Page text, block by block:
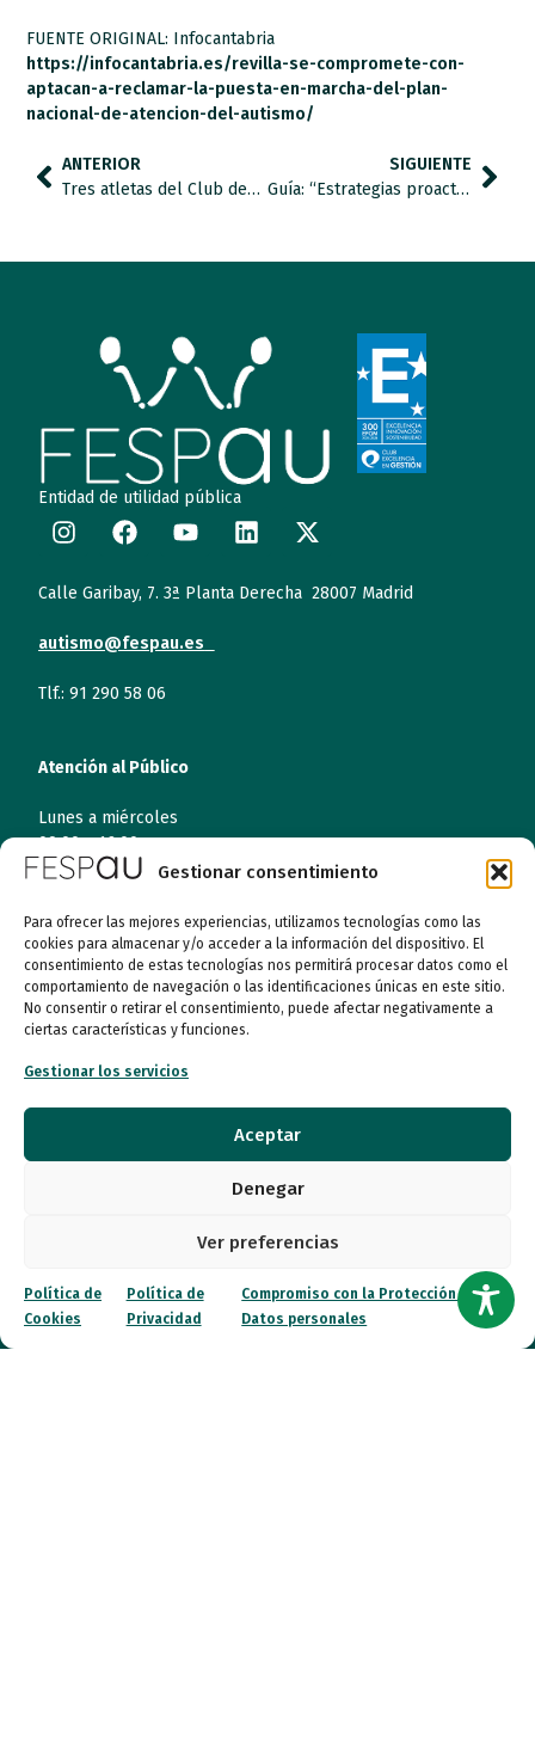
Gestionar consentimiento
Para ofrecer las mejores experiencias, utilizamos tecnologías como las
cookies para almacenar y/o acceder a la información del dispositivo. El
consentimiento de estas tecnologías nos permitirá procesar datos como el
comportamiento de navegación o las identificaciones únicas en este sitio.
No consentir o retirar el consentimiento, puede afectar negativamente a
ciertas características y funciones.
Gestionar los servicios
Aceptar
Denegar
Ver preferencias
Política de
Cookies
Política de
Privacidad
Compromiso con la Protección de
Datos personales
FUENTE ORIGINAL: Infocantabria
https://infocantabria.es/revilla-se-compromete-con-
aptacan-a-reclamar-la-puesta-en-marcha-del-plan-
nacional-de-atencion-del-autismo/
ANTERIOR
Tres atletas del Club deportivo Mundo Azul seleccionados para el Campeonato de España Jóvenes promesas AXA
SIGUIENTE
Guía: “Estrategias proactivas de regulación emocional. Intervención desde la prevención para profesionales y familiares.”
Entidad de utilidad pública
Calle Garibay, 7. 3ª Planta Derecha 28007 Madrid
autismo@fespau.es
Tlf.: 91 290 58 06
Atención al Público
Lunes a miércoles
09:00 a 16:00
09:00 a 16:00
Viernes (online)
09:00 a 14:00
Quiénes somos
Transparencia